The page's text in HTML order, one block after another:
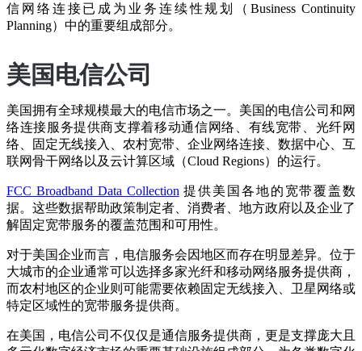
信网络连接已成为业务连续性规划（Business Continuity
Planning）中的重要组成部分。
美国电信公司
美国拥有全球规模最大的电信市场之一。美国的电信公司和网
络连接服务提供商支撑着移动通信网络、有线宽带、光纤网
络、固定无线接入、农村宽带、企业网络连接、数据中心、互
联网骨干网络以及云计算区域（Cloud Regions）的运行。
FCC Broadband Data Collection 提供美国各地的宽带覆盖数
据。这些数据帮助政策制定者、消费者、地方政府以及企业了
解固定宽带服务的覆盖范围和可用性。
对于美国企业而言，电信服务会因地区而存在明显差异。位于
大城市的企业通常可以选择多家光纤和移动网络服务提供商，
而农村地区的企业则可能需要依赖固定无线接入、卫星网络或
特定区域性的宽带服务提供商。
在美国，电信公司不仅仅是通信服务提供商，更是支撑庞大且